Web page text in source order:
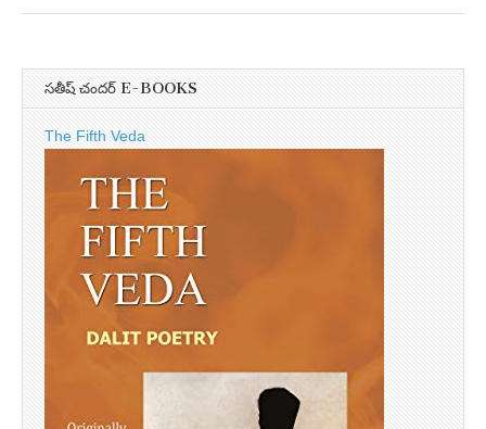
సతీష్ చందర్ E-BOOKS
The Fifth Veda